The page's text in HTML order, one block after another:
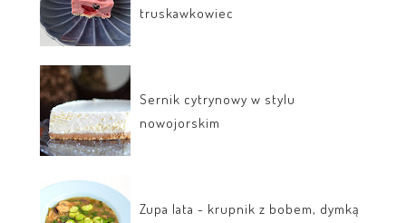
truskawkowiec
Sernik cytrynowy w stylu
nowojorskim
Zupa lata - krupnik z bobem, dymką